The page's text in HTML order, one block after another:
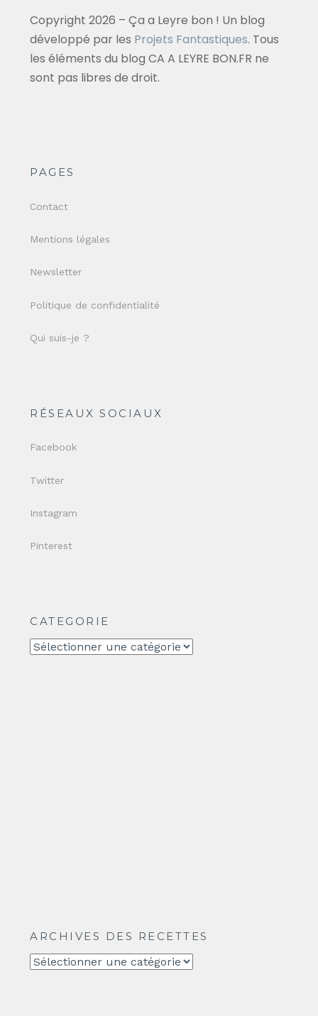
Copyright 2026 – Ça a Leyre bon ! Un blog
développé par les Projets Fantastiques. Tous
les éléments du blog CA A LEYRE BON.FR ne
sont pas libres de droit.
PAGES
Contact
Mentions légales
Newsletter
Politique de confidentialité
Qui suis-je ?
RÉSEAUX SOCIAUX
Facebook
Twitter
Instagram
Pinterest
CATEGORIE
CATEGORIE
ARCHIVES DES RECETTES
Archives